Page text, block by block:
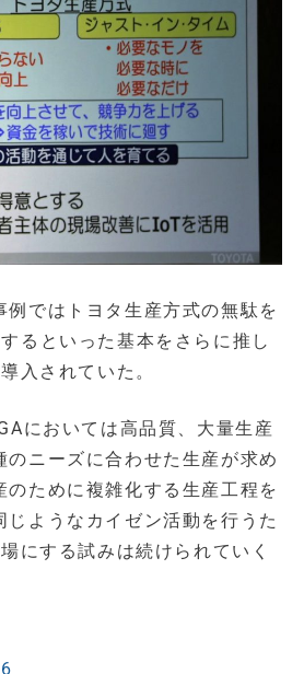
例ではトヨタ生産方式の無駄を
るといった基本をさらに推し
入されていた。
においては高品質、大量生産
のニーズに合わせた生産が求め
のために複雑化する生産工程を
じようなカイゼン活動を行うた
にする試みは続けられていく